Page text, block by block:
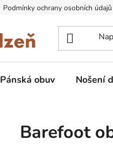
Podmínky ochrany osobních údajů
Pánská obuv Nošení
Barefoot